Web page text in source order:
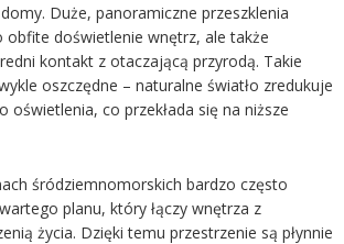
Duże, panoramiczne przeszklenia
obfite doświetlenie wnętrz, ale także
kontakt z otaczającą przyrodą. Takie
oszczędne – naturalne światło zredukuje
oświetlenia, co przekłada się na niższe
śródziemnomorskich bardzo często
planu, który łączy wnętrza z
życia. Dzięki temu przestrzenie są płynnie